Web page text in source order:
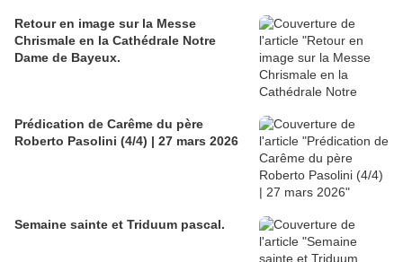
Retour en image sur la Messe
Chrismale en la Cathédrale Notre
Dame de Bayeux.
Prédication de Carême du père
Roberto Pasolini (4/4) | 27 mars 2026
Semaine sainte et Triduum pascal.